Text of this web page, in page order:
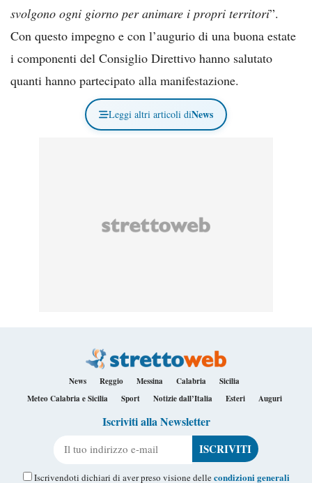
svolgono ogni giorno per animare i propri territori”.
Con questo impegno e con l’augurio di una buona estate
i componenti del Consiglio Direttivo hanno salutato
quanti hanno partecipato alla manifestazione.
Leggi altri articoli diNews
News Reggio Messina Calabria
Sicilia
Meteo Calabria e Sicilia
Sport Notizie dall’Italia Esteri Auguri
Iscriviti alla Newsletter
Iscrivendoti dichiari di aver preso visione dellecondizioni generali